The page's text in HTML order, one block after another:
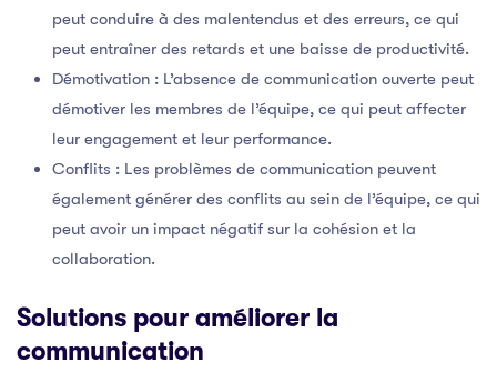
peut conduire à des malentendus et des erreurs, ce qui
peut entraîner des retards et une baisse de productivité.
Démotivation : L’absence de communication ouverte peut
démotiver les membres de l’équipe, ce qui peut affecter
leur engagement et leur performance.
Conflits : Les problèmes de communication peuvent
également générer des conflits au sein de l’équipe, ce qui
peut avoir un impact négatif sur la cohésion et la
collaboration.
Solutions pour améliorer la
communication